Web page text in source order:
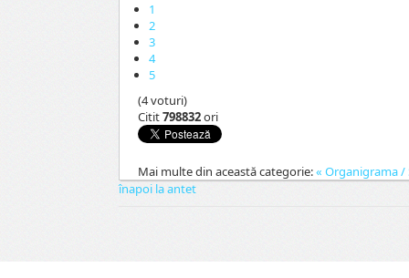
1
2
3
4
5
(4 voturi)
Citit798832ori
Mai multe din această categorie:« Organigrama
înapoi la antet